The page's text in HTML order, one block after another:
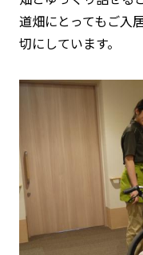
道畑にとってもご入
切にしています。